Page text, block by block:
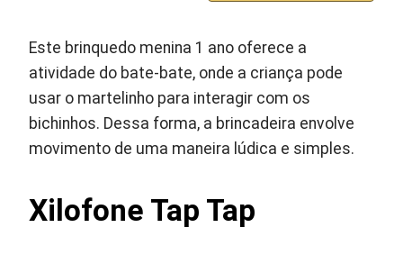
Este brinquedo menina 1 ano oferece a
atividade do bate-bate, onde a criança pode
usar o martelinho para interagir com os
bichinhos. Dessa forma, a brincadeira envolve
movimento de uma maneira lúdica e simples.
Xilofone Tap Tap